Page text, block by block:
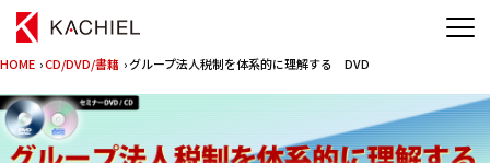
HOME ›CD/DVD/書籍 › グループ法人税制を体系的に理解する DVD